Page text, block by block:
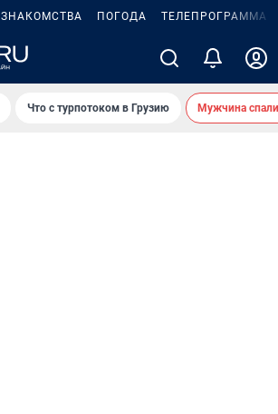
ЗНАКОМСТВА ПОГОДА ТЕЛЕПРОГРАММА
Что с турпотоком в Грузию Мужчина